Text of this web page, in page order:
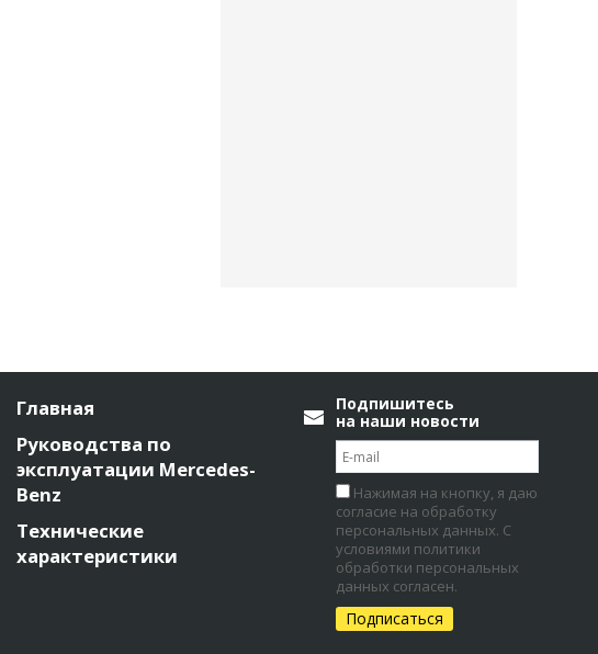
Главная
Руководства по
эксплуатации Mercedes-
Benz
Технические
характеристики
Подпишитесь
на наши новости
Нажимая на кнопку, я даю
согласие на обработку
персональных данных. С
условиями политики
обработки персональных
данных согласен.